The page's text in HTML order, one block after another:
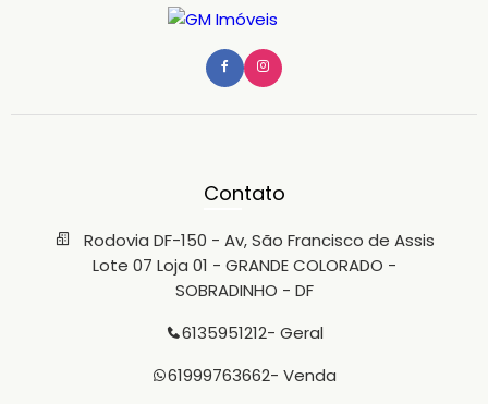
Contato
Rodovia DF-150 - Av, São Francisco de Assis
Lote 07 Loja 01 - GRANDE COLORADO -
SOBRADINHO - DF
6135951212- Geral
61999763662- Venda